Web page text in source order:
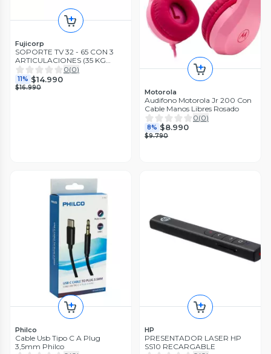
Fujicorp
SOPORTE TV 32 - 65 CON 3
ARTICULACIONES (35 KG
MÁX.)
0(0)
11% $14.990
$16.990
Motorola
Audifono Motorola Jr 200 Con
Cable Manos Libres Rosado
0(0)
8% $8.990
$9.790
Philco
Cable Usb Tipo C A Plug
3,5mm Philco
HP
PRESENTADOR LASER HP
SS10 RECARGABLE